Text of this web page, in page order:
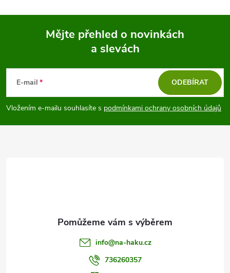
p
a
Mějte přehled o novinkách
a slevách
E-mail
Vložením e-mailu souhlasíte s podmínkami ochrany osobních údajů
ODEBÍRAT
info@na-haku.cz
736260357